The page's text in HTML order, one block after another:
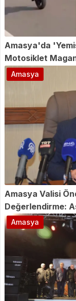
Amasya'da
Motosiklet
Amasya Valisi
Değerlendirme:
Amasya
Amasya